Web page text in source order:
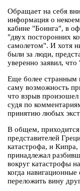
Обращает на себя
информация о
кабине "Боинга", в
"двух посторонних
самолетом". И хотя
были за люди,
уверенно заявил,
Еще более странным
саму возможность
что взрыв
судя по
принятию любых
В общем, приходится
представителей
катастрофа, и
принадлежал
вокруг катастрофы
когда
переложить вину